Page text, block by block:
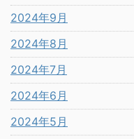
2024年9月
2024年8月
2024年7月
2024年6月
2024年5月